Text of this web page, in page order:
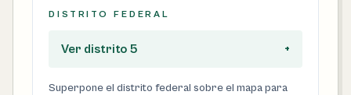
DISTRITO FEDERAL
Ver distrito 5 +
Superpone el distrito federal sobre el mapa para